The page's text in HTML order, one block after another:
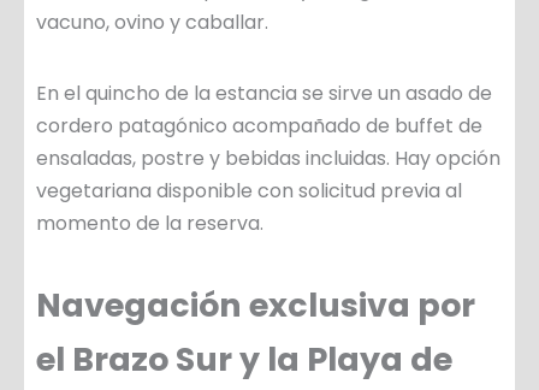
vacuno, ovino y caballar.
En el quincho de la estancia se sirve un asado de
cordero patagónico acompañado de buffet de
ensaladas, postre y bebidas incluidas. Hay opción
vegetariana disponible con solicitud previa al
momento de la reserva.
Navegación exclusiva por
el Brazo Sur y la Playa de